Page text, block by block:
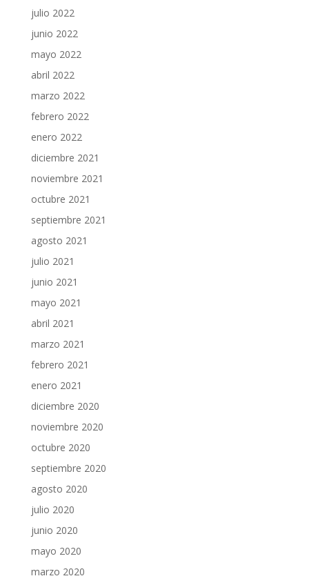
julio 2022
junio 2022
mayo 2022
abril 2022
marzo 2022
febrero 2022
enero 2022
diciembre 2021
noviembre 2021
octubre 2021
septiembre 2021
agosto 2021
julio 2021
junio 2021
mayo 2021
abril 2021
marzo 2021
febrero 2021
enero 2021
diciembre 2020
noviembre 2020
octubre 2020
septiembre 2020
agosto 2020
julio 2020
junio 2020
mayo 2020
marzo 2020